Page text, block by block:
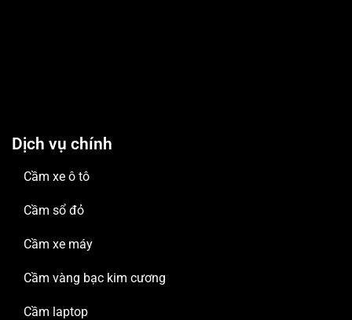
Dịch vụ chính
Cầm xe ô tô
Cầm sổ đỏ
Cầm xe máy
Cầm vàng bạc kim cương
Cầm laptop